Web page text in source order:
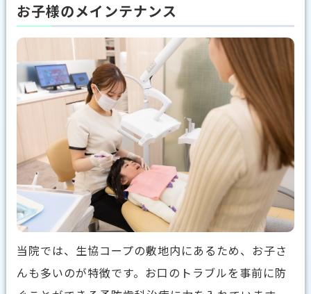
お子様のメインテナンス
当院では、生協コープの敷地内にあるため、お子さ
んも多いのが特徴です。お口のトラブルを事前に防